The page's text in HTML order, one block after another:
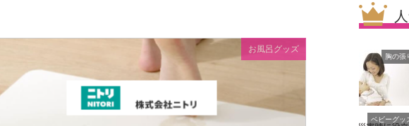
お風呂グッズ
胸の張
ベビーグッ